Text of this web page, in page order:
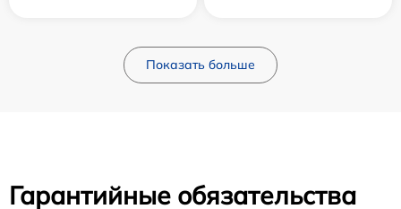
Показать больше
Гарантийные обязательства